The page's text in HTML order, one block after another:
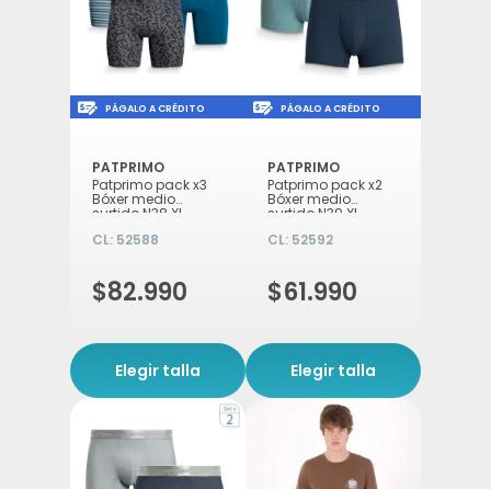
Icon of money-check-dollar-pen
PÁGALO A CRÉDITO
PATPRIMO
Patprimo pack x3
Bóxer medio
surtido N38 XL
CL: 52588
$82.990
Elegir talla
Icon of money-check-
PÁGALO A CRÉDITO
PATPRIMO
Patprimo pack x2
Bóxer medio
surtido N39 XL
CL: 52592
$61.990
Elegir talla